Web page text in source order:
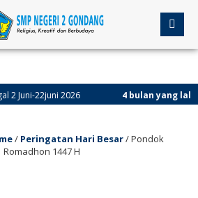
2026 4 bulan yang lalu/ Assesmen
/ Peringatan Hari Besar/Pondok
Romadhon 1447 H